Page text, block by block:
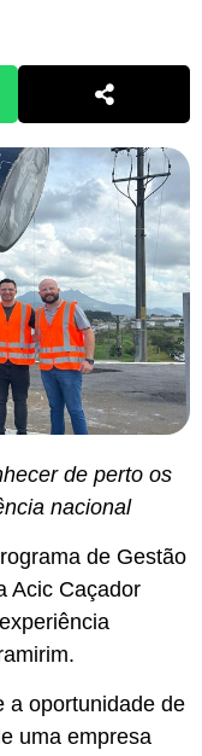
de perto os
nacional
de Gestão
Acic Caçador
a oportunidade de
uma empresa